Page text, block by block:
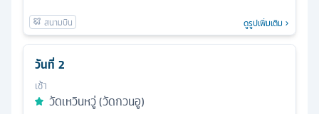
ดูรูปเพิ่มเติม
วันที่ 2
เช้า
วัดเหวินหวู่ (วัดกวนอู)